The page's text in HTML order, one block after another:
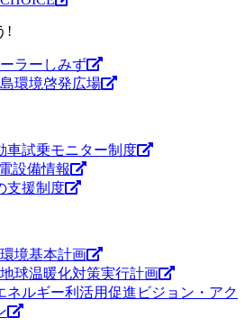
!
ラーしみず
環境啓発広場
車試乗モニター制度
設備情報
支援制度
境基本計画
球温暖化対策実行計画
ネルギー利活用促進ビジョン・アク